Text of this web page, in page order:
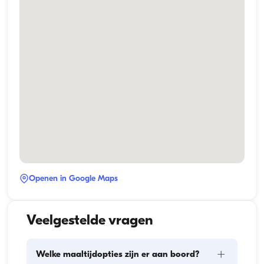
Openen in Google Maps
Veelgestelde vragen
Welke maaltijdopties zijn er aan boord? +